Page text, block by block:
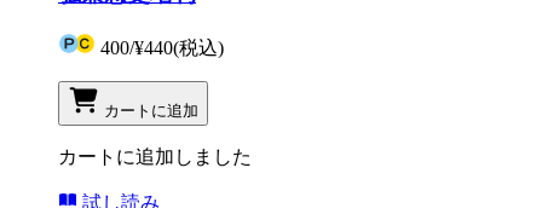
400/¥440(税込)
カートに追加
カートに追加しました
試し読み